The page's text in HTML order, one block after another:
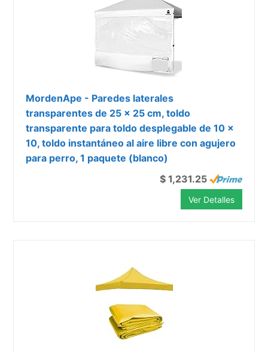
MordenApe - Paredes laterales
transparentes de 25 x 25 cm, toldo
transparente para toldo desplegable de 10 x
10, toldo instantáneo al aire libre con agujero
para perro, 1 paquete (blanco)
$ 1,231.25
Ver Detalles